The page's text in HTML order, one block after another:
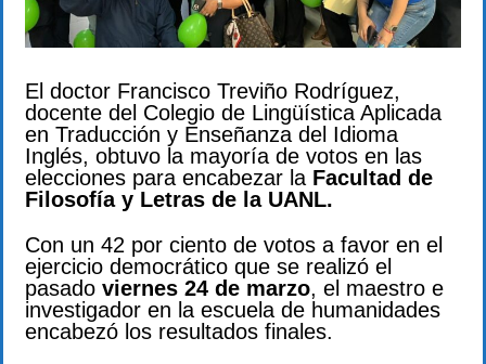
El doctor Francisco Treviño Rodríguez,
docente del Colegio de Lingüística Aplicada
en Traducción y Enseñanza del Idioma
Inglés, obtuvo la mayoría de votos en las
elecciones para encabezar la Facultad de
Filosofía y Letras de la UANL.
Con un 42 por ciento de votos a favor en el
ejercicio democrático que se realizó el
pasado viernes 24 de marzo, el maestro e
investigador en la escuela de humanidades
encabezó los resultados finales.